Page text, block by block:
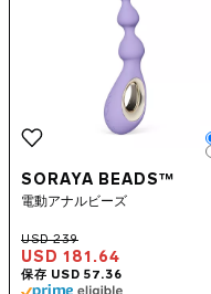
SORAYA BEADS™
電動アナルビーズ
USD 181.64